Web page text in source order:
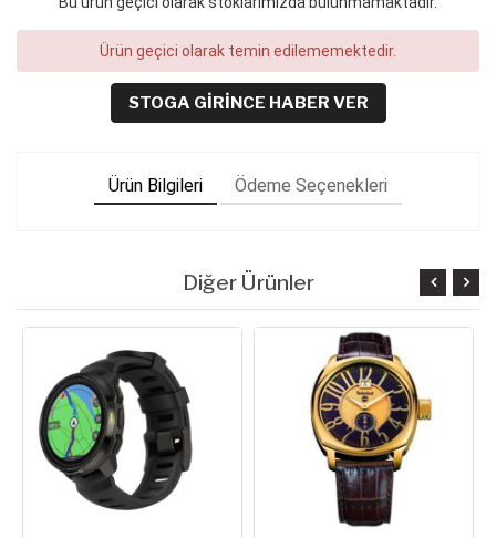
Ürün geçici olarak temin edilememektedir.
STOGA GIRINCE HABER VER
Ürün Bilgileri Ödeme Seçenekleri
Diğer Ürünler